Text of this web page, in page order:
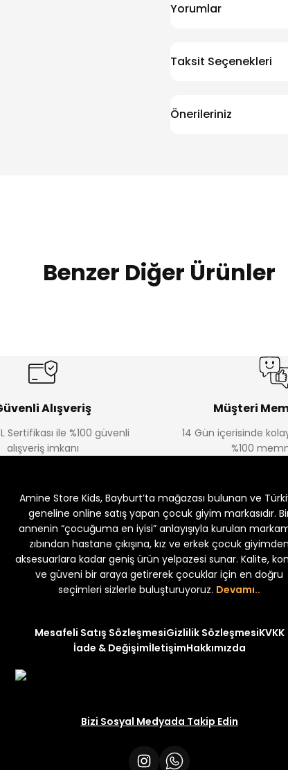
Yorumlar
Taksit Seçenekleri
Önerileriniz
Benzer Diğer Ürünler
Navi Kız Çocuk
%22
Yeni₺ 250
%22
Yeni
₺ 320 ₺ 250
Alışveriş
Sertifikası ile %100 güvenli
alışveriş imkanı
Müşteri
14 Gün içerisinde
%100
Amine Store Kids, Bayburt’ta mağazası bulunan ve
geneline online satış yapan çocuk giyim markasıdır.
annenin “çocuğuma en iyisi” anlayışıyla kurulan
zıbından hastane çıkışına, kız ve erkek çocuk giyimden
aksesuarlara kadar geniş ürün yelpazesi sunar. Kalite,
ve güveni bir araya getirerek çocuklar için en doğru
seçimleri sizlerle buluşturuyoruz. Devamı..
Mesafeli Satış SözleşmesiGizlilik SözleşmesiKVKK
İade & DeğişimİletişimHakkımızda
Bizi Sosyal Medyada Takip Edin